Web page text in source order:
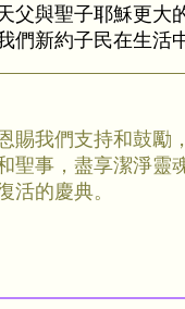
父與聖子耶穌更大
們新約子民在生活
賜我們支持和鼓勵
聖事，盡享潔淨靈
活的慶典。